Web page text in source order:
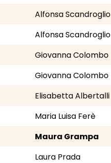
Alfonsa Scandroglio
Alfonsa Scandroglio
Giovanna Colombo
Giovanna Colombo
Elisabetta Albertalli
Maria Luisa Ferè
Maura Grampa
Laura Prada